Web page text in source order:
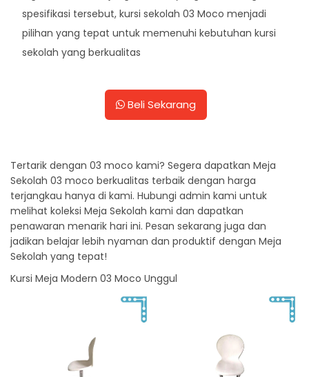
spesifikasi tersebut, kursi sekolah 03 Moco menjadi
pilihan yang tepat untuk memenuhi kebutuhan kursi
sekolah yang berkualitas
Beli Sekarang
Tertarik dengan 03 moco kami? Segera dapatkan Meja
Sekolah 03 moco berkualitas terbaik dengan harga
terjangkau hanya di kami. Hubungi admin kami untuk
melihat koleksi Meja Sekolah kami dan dapatkan
penawaran menarik hari ini. Pesan sekarang juga dan
jadikan belajar lebih nyaman dan produktif dengan Meja
Sekolah yang tepat!
Kursi Meja Modern 03 Moco Unggul